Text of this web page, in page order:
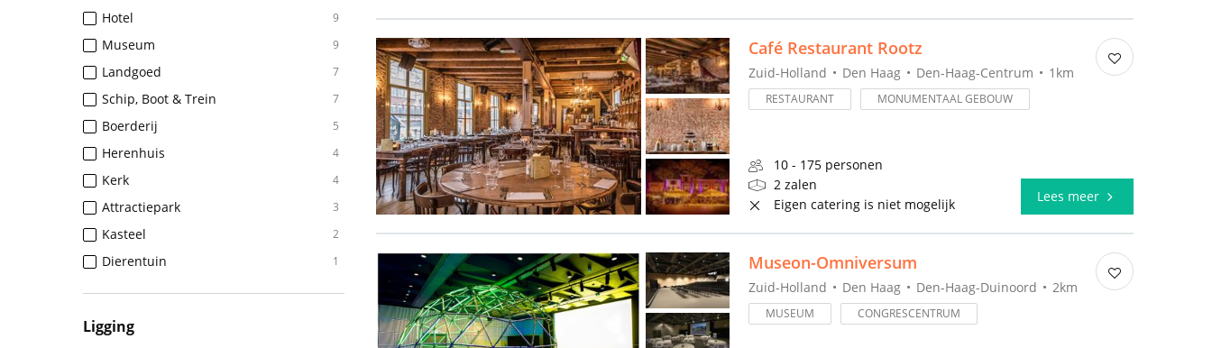
Hotel 9
Museum 9
Landgoed 7
Schip, Boot & Trein 7
Boerderij 5
Herenhuis 4
Kerk 4
Attractiepark 3
Kasteel 2
Dierentuin 1
Ligging
Café Restaurant Rootz
Zuid-Holland Den Haag Den-Haag-Centrum 1km
RESTAURANT MONUMENTAAL GEBOUW
10 - 175 personen
2 zalen
Eigen catering is niet mogelijk
Lees meer
Museon-Omniversum
Zuid-Holland Den Haag Den-Haag-Duinoord 2km
MUSEUM CONGRESCENTRUM